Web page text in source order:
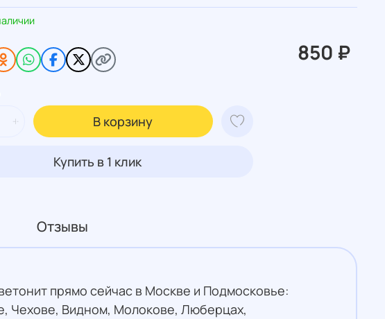
850 ₽
В корзину
Купить в 1 клик
Отзывы
прямо сейчас в Москве и Подмосковье:
Чехове, Видном, Молокове, Люберцах,